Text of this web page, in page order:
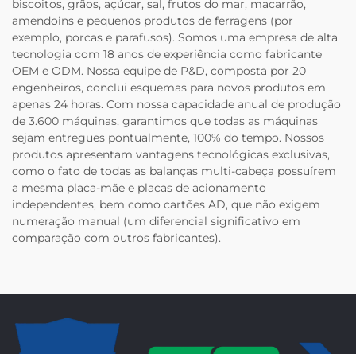
biscoitos, grãos, açúcar, sal, frutos do mar, macarrão,
amendoins e pequenos produtos de ferragens (por
exemplo, porcas e parafusos). Somos uma empresa de alta
tecnologia com 18 anos de experiência como fabricante
OEM e ODM. Nossa equipe de P&D, composta por 20
engenheiros, conclui esquemas para novos produtos em
apenas 24 horas. Com nossa capacidade anual de produção
de 3.600 máquinas, garantimos que todas as máquinas
sejam entregues pontualmente, 100% do tempo. Nossos
produtos apresentam vantagens tecnológicas exclusivas,
como o fato de todas as balanças multi-cabeça possuírem
a mesma placa-mãe e placas de acionamento
independentes, bem como cartões AD, que não exigem
numeração manual (um diferencial significativo em
comparação com outros fabricantes).